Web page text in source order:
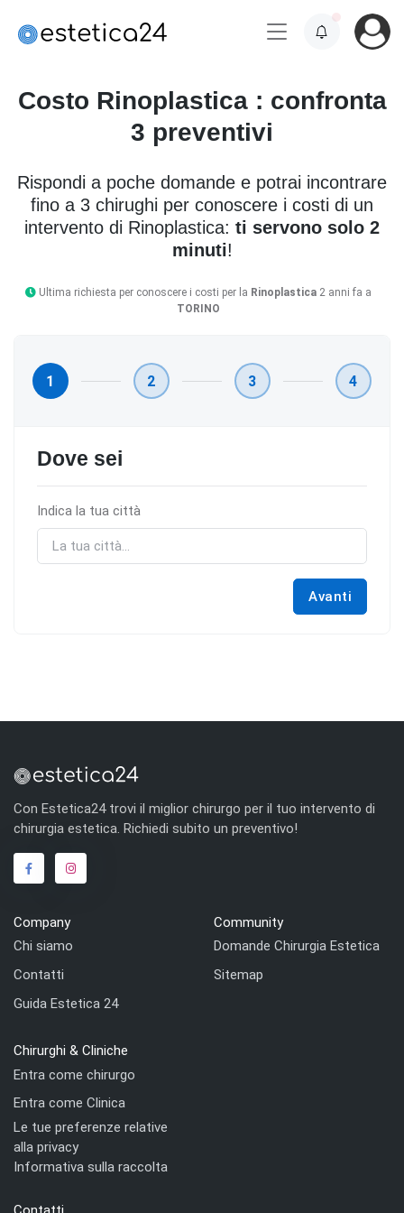
Costo Rinoplastica : confronta
3 preventivi
Rispondi a poche domande e potrai incontrare
fino a 3 chirughi per conoscere i costi di un
intervento di Rinoplastica: ti servono solo 2
minuti!
Ultima richiesta per conoscere i costi per la Rinoplastica 2 anni fa a
TORINO
1 2 3 4
Dove sei
Indica la tua città
Avanti
Con Estetica24 trovi il miglior chirurgo per il tuo intervento di
chirurgia estetica. Richiedi subito un preventivo!
Company
Chi siamo
Contatti
Guida Estetica 24
Community
Domande Chirurgia Estetica
Sitemap
Chirurghi & Cliniche
Entra come chirurgo
Entra come Clinica
Le tue preferenze relative
alla privacy
Informativa sulla raccolta